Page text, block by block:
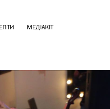
МЕДІАКІТ